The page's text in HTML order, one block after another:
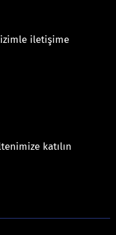
iletişime
katılın